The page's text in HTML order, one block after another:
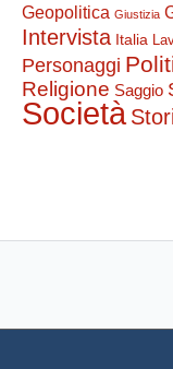
Geopolitica Giustizia
Intervista Italia
Personaggi
Religione Saggio
Società